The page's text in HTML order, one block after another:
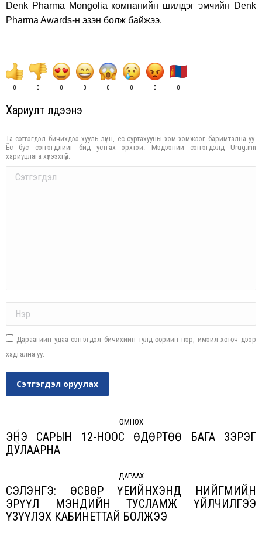
Denk Pharma Mongolia компанийн шилдэг эмчийн Denk
Pharma Awards-н эзэн болж байжээ.
0 0 0 0 0 0 0 0
Хариулт үлдээнэ үү
Та сэтгэгдэл бичихдээ хууль зүйн, ёс суртахууны хэм хэмжээг баримтална уу.
Ёс бус сэтгэгдлийг бид устгах эрхтэй. Мэдээний сэтгэгдэлд Urug.mn
хариуцлага хүлээхгүй.
Comment
Дараагийн удаа сэтгэгдэл бичихийн тулд өөрийн нэр, имэйл хөтөч дээр
хадгална уу.
Сэтгэгдэл оруулах
ӨМНӨХ
Previous
ЭНЭ САРЫН 12-НООС ӨДӨРТӨӨ БАГА ЗЭРЭГ
ДУЛААРНА
ДАРААХ
Next
post:
СЭЛЭНГЭ: ӨСВӨР ҮЕИЙНХЭНД НИЙГМИЙН
ЭРҮҮЛ МЭНДИЙН ТУСЛАМЖ ҮЙЛЧИЛГЭЭ
ҮЗҮҮЛЭХ КАБИНЕТТАЙ БОЛЖЭЭ